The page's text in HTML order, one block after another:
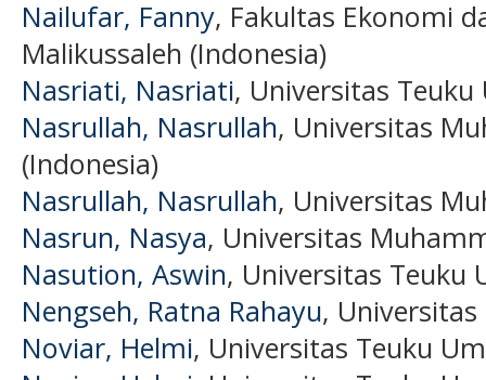
Nailufar, Fanny, Fakultas Ekonomi
Malikussaleh (Indonesia)
Nasriati, Nasriati, Universitas
Nasrullah, Nasrullah, Universitas
(Indonesia)
Nasrullah, Nasrullah, Universitas
Nasrun, Nasya, Universitas
Nasution, Aswin, Universitas Teuku
Nengseh, Ratna Rahayu,
Noviar, Helmi, Universitas Teuku